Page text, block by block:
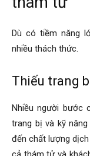
Giss
Dù có tiềm năng
nhiều thách thức.
Thiếu trang
Nhiều người bước
trang bị và kỹ
đến chất lượng